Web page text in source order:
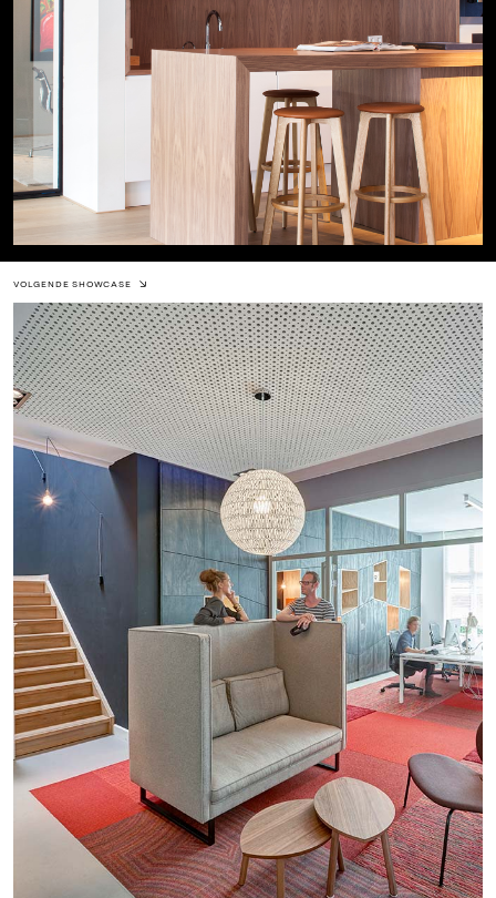
VOLGENDE SHOWCASE